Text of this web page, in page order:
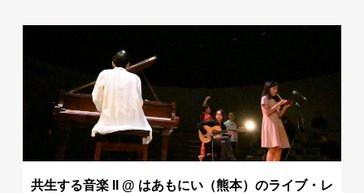
共生する音楽 II @ はあもにい（熊本）のライブ・レ